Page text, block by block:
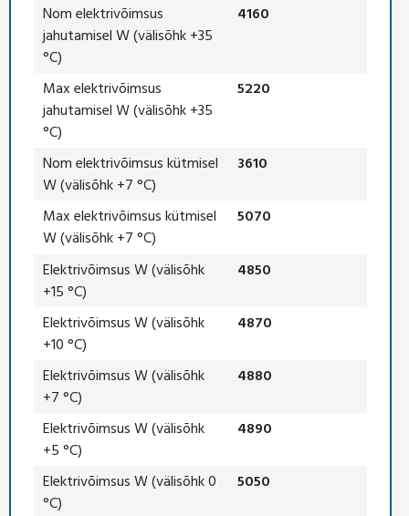
Nom elektrivõimsus
jahutamisel W (välisõhk +35
°C)
4160
Max elektrivõimsus
jahutamisel W (välisõhk +35
°C)
5220
Nom elektrivõimsus kütmisel
W (välisõhk +7 °C)
3610
Max elektrivõimsus kütmisel
W (välisõhk +7 °C)
5070
Elektrivõimsus W (välisõhk
+15 °C)
4850
Elektrivõimsus W (välisõhk
+10 °C)
4870
Elektrivõimsus W (välisõhk
+7 °C)
4880
Elektrivõimsus W (välisõhk
+5 °C)
4890
Elektrivõimsus W (välisõhk 0
°C)
5050